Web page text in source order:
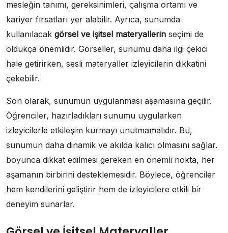
mesleğin tanımı, gereksinimleri, çalışma ortamı ve
kariyer fırsatları yer alabilir. Ayrıca, sunumda
kullanılacak görsel ve işitsel materyallerin seçimi de
oldukça önemlidir. Görseller, sunumu daha ilgi çekici
hale getirirken, sesli materyaller izleyicilerin dikkatini
çekebilir.
Son olarak, sunumun uygulanması aşamasına geçilir.
Öğrenciler, hazırladıkları sunumu uygularken
izleyicilerle etkileşim kurmayı unutmamalıdır. Bu,
sunumun daha dinamik ve akılda kalıcı olmasını sağlar.
boyunca dikkat edilmesi gereken en önemli nokta, her
aşamanın birbirini desteklemesidir. Böylece, öğrenciler
hem kendilerini geliştirir hem de izleyicilere etkili bir
deneyim sunarlar.